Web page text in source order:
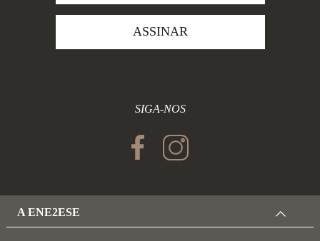
ASSINAR
SIGA-NOS
A ENE2ESE